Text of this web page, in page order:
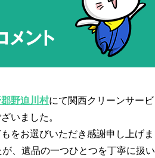
メント
野迫川村にて関西クリーンサービ
いました。
をお選びいただき感謝申し上げま
、遺品の一つひとつを丁寧に扱い